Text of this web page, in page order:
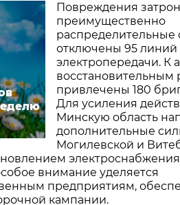
Повреждения
преимущественно
распределительные
отключены 95 линий
электропередачи. К
восстановительным
привлечены 180
Для усиления
Минскую область
дополнительные
Могилевской и
внимание уделяется
предприятиям,
кампании.